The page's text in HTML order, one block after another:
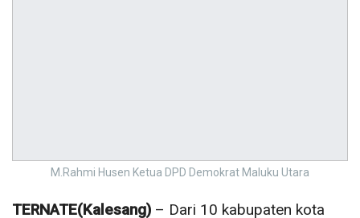
M.Rahmi Husen Ketua DPD Demokrat Maluku Utara
TERNATE(Kalesang) – Dari 10 kabupaten kota